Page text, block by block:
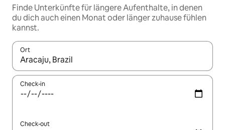
Finde Unterkünfte für längere Aufenthalte, in denen
du dich auch einen Monat oder länger zuhause fühlen
kannst.
Ort
Wenn Ergebnisse verfügbar sind, navigiere mit den
Check-in
Check-out